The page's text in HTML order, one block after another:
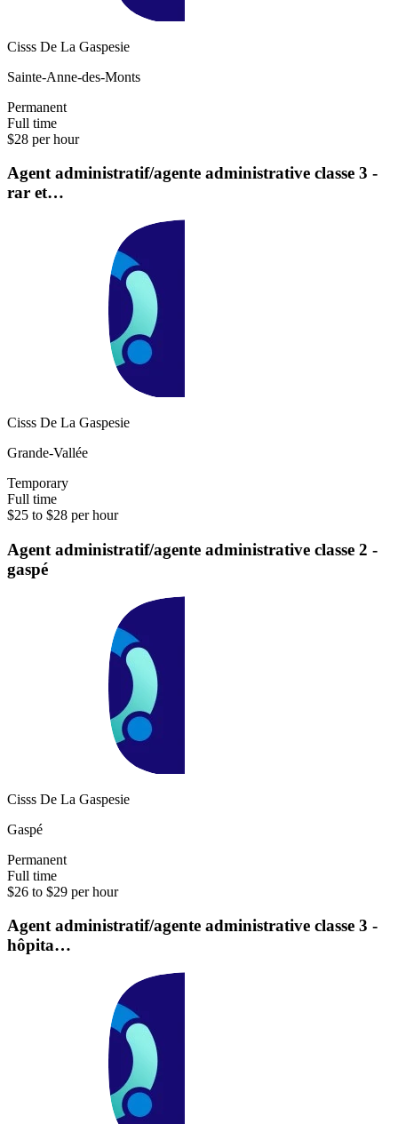
Cisss De La Gaspesie
Sainte-Anne-des-Monts
Permanent
Full time
$28 per hour
Agent administratif/agente administrative classe 3 -
rar et…
Cisss De La Gaspesie
Grande-Vallée
Temporary
Full time
$25 to $28 per hour
Agent administratif/agente administrative classe 2 -
gaspé
Cisss De La Gaspesie
Gaspé
Permanent
Full time
$26 to $29 per hour
Agent administratif/agente administrative classe 3 -
hôpita…